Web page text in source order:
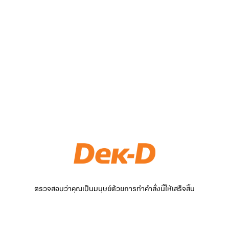
ตรวจสอบว่าคุณเป็นมนุษย์ด้วยการทำคำสั่งนี้ให้เสร็จสิ้น